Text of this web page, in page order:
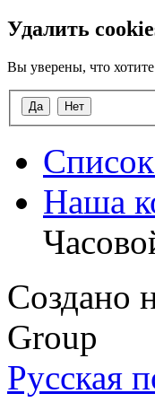
Удалить
Вы уверены, что
Наша
Создано
Group
Русская